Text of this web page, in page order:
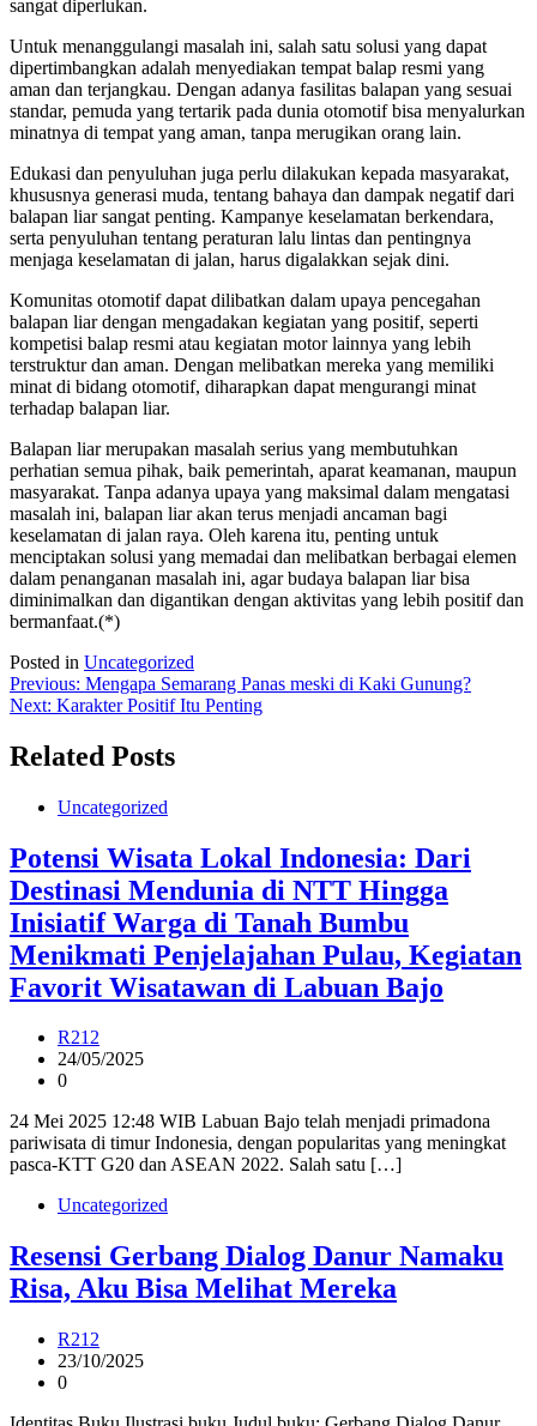
sangat diperlukan.
Untuk menanggulangi masalah ini, salah satu solusi yang dapat
dipertimbangkan adalah menyediakan tempat balap resmi yang
aman dan terjangkau. Dengan adanya fasilitas balapan yang sesuai
standar, pemuda yang tertarik pada dunia otomotif bisa menyalurkan
minatnya di tempat yang aman, tanpa merugikan orang lain.
Edukasi dan penyuluhan juga perlu dilakukan kepada masyarakat,
khususnya generasi muda, tentang bahaya dan dampak negatif dari
balapan liar sangat penting. Kampanye keselamatan berkendara,
serta penyuluhan tentang peraturan lalu lintas dan pentingnya
menjaga keselamatan di jalan, harus digalakkan sejak dini.
Komunitas otomotif dapat dilibatkan dalam upaya pencegahan
balapan liar dengan mengadakan kegiatan yang positif, seperti
kompetisi balap resmi atau kegiatan motor lainnya yang lebih
terstruktur dan aman. Dengan melibatkan mereka yang memiliki
minat di bidang otomotif, diharapkan dapat mengurangi minat
terhadap balapan liar.
Balapan liar merupakan masalah serius yang membutuhkan
perhatian semua pihak, baik pemerintah, aparat keamanan, maupun
masyarakat. Tanpa adanya upaya yang maksimal dalam mengatasi
masalah ini, balapan liar akan terus menjadi ancaman bagi
keselamatan di jalan raya. Oleh karena itu, penting untuk
menciptakan solusi yang memadai dan melibatkan berbagai elemen
dalam penanganan masalah ini, agar budaya balapan liar bisa
diminimalkan dan digantikan dengan aktivitas yang lebih positif dan
bermanfaat.(*)
Posted in Uncategorized
Post
navigation
Previous: Mengapa Semarang Panas meski di Kaki Gunung?
Next: Karakter Positif Itu Penting
Related Posts
Uncategorized
Potensi Wisata Lokal Indonesia: Dari
Destinasi Mendunia di NTT Hingga
Inisiatif Warga di Tanah Bumbu
Menikmati Penjelajahan Pulau, Kegiatan
Favorit Wisatawan di Labuan Bajo
R212
24/05/2025
0
24 Mei 2025 12:48 WIB Labuan Bajo telah menjadi primadona
pariwisata di timur Indonesia, dengan popularitas yang meningkat
pasca-KTT G20 dan ASEAN 2022. Salah satu […]
Uncategorized
Resensi Gerbang Dialog Danur Namaku
Risa, Aku Bisa Melihat Mereka
R212
23/10/2025
0